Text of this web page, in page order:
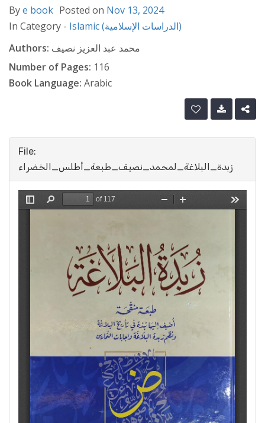
Bye book Posted on Nov 13, 2024
In Category -
Islamic (الدراسات الإسلامية)
Authors: محمد عبد العزيز نصيف
Number of Pages: 116
Book Language: Arabic
File:
زبدة_البلاغة_لمحمد_نصيف_طبعة_أطلس_الخضراء